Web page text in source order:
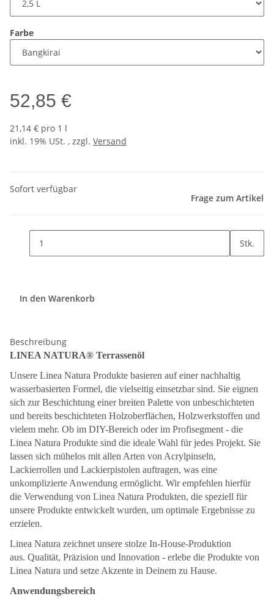
Farbe
52,85 €
21,14 € pro 1 l
inkl. 19% USt. , zzgl. Versand
Sofort verfügbar
Frage zum Artikel
Stk.
In den Warenkorb
Beschreibung
LINEA NATURA® Terrassenöl
Unsere Linea Natura Produkte basieren auf einer nachhaltig
wasserbasierten Formel, die vielseitig einsetzbar sind. Sie eignen
sich zur Beschichtung einer breiten Palette von unbeschichteten
und bereits beschichteten Holzoberflächen, Holzwerkstoffen und
vielem mehr. Ob im DIY-Bereich oder im Profisegment - die
Linea Natura Produkte sind die ideale Wahl für jedes Projekt. Sie
lassen sich mühelos mit allen Arten von Acrylpinseln,
Lackierrollen und Lackierpistolen auftragen, was eine
unkomplizierte Anwendung ermöglicht. Wir empfehlen hierfür
die Verwendung von Linea Natura Produkten, die speziell für
unsere Produkte entwickelt wurden, um optimale Ergebnisse zu
erzielen.
Linea Natura zeichnet unsere stolze In-House-Produktion
aus. Qualität, Präzision und Innovation - erlebe die Produkte von
Linea Natura und setze Akzente in Deinem zu Hause.
Anwendungsbereich